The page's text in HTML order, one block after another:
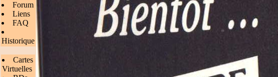
Forum
Liens
FAQ
Historique
Cartes
Virtuelles